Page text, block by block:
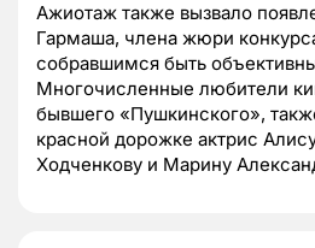
Ажиотаж также вызвало
Гармаша, члена жюри
собравшимся быть
Многочисленные любители
бывшего «Пушкинского»,
красной дорожке актрис
Ходченкову и Марину